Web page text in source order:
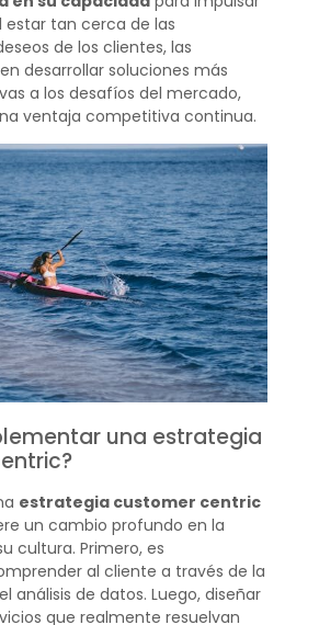
estar tan cerca de las
de los clientes, las
desarrollar soluciones más
a los desafíos del mercado,
ventaja competitiva continua.
una estrategia
estrategia customer centric
un cambio profundo en la
cultura. Primero, es
al cliente a través de la
análisis de datos. Luego, diseñar
que realmente resuelvan